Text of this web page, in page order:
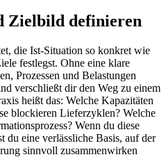
Zielbild definieren
die Ist-Situation so konkret wie
festlegst. Ohne eine klare
Prozessen und Belastungen
verschließt dir den Weg zu einem
heißt das: Welche Kapazitäten
blockieren Lieferzyklen? Welche
Wenn du diese
du eine verlässliche Basis, auf der
sinnvoll zusammenwirken